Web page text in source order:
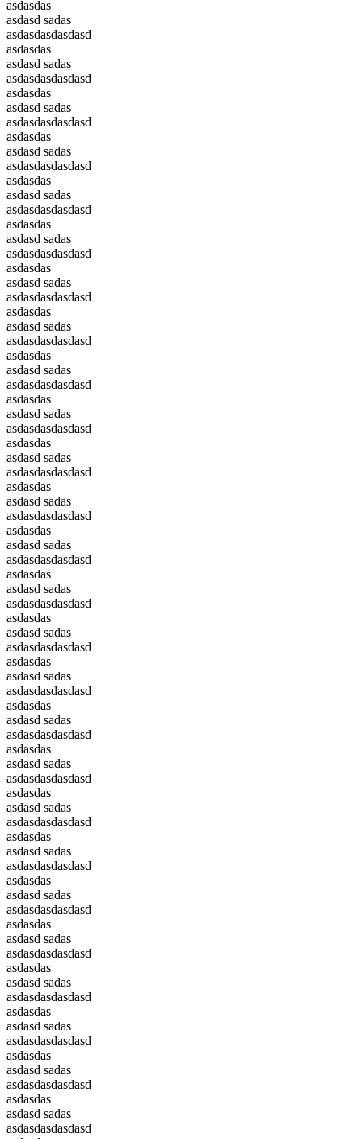
asdasdas
asdasd sadas
asdasdasdasdasd
asdasdas
asdasd sadas
asdasdasdasdasd
asdasdas
asdasd sadas
asdasdasdasdasd
asdasdas
asdasd sadas
asdasdasdasdasd
asdasdas
asdasd sadas
asdasdasdasdasd
asdasdas
asdasd sadas
asdasdasdasdasd
asdasdas
asdasd sadas
asdasdasdasdasd
asdasdas
asdasd sadas
asdasdasdasdasd
asdasdas
asdasd sadas
asdasdasdasdasd
asdasdas
asdasd sadas
asdasdasdasdasd
asdasdas
asdasd sadas
asdasdasdasdasd
asdasdas
asdasd sadas
asdasdasdasdasd
asdasdas
asdasd sadas
asdasdasdasdasd
asdasdas
asdasd sadas
asdasdasdasdasd
asdasdas
asdasd sadas
asdasdasdasdasd
asdasdas
asdasd sadas
asdasdasdasdasd
asdasdas
asdasd sadas
asdasdasdasdasd
asdasdas
asdasd sadas
asdasdasdasdasd
asdasdas
asdasd sadas
asdasdasdasdasd
asdasdas
asdasd sadas
asdasdasdasdasd
asdasdas
asdasd sadas
asdasdasdasdasd
asdasdas
asdasd sadas
asdasdasdasdasd
asdasdas
asdasd sadas
asdasdasdasdasd
asdasdas
asdasd sadas
asdasdasdasdasd
asdasdas
asdasd sadas
asdasdasdasdasd
asdasdas
asdasd sadas
asdasdasdasdasd